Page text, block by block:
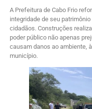
A Prefeitura de Cabo Frio
integridade de seu
cidadãos. Construções
poder público não apenas
causam danos ao ambiente,
município.